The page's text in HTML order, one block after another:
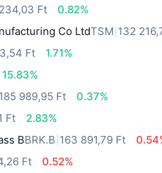
Ft
0.82%
Co LtdTSM 132
Ft
1.71%
15.83%
185 989,95 Ft
0.37%
Ft
2.83%
BBRK.B 163 891,79 Ft
Ft
0.52%